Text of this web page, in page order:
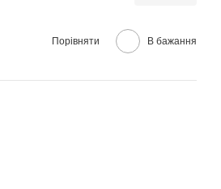
Порівняти В бажання